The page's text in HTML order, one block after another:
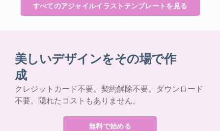
すべてのアジャイルイラストテンプレートを見る
美しいデザインをその場で作
成
クレジットカード不要。契約解除不要。ダウンロード
不要。隠れたコストもありません。
無料で始める